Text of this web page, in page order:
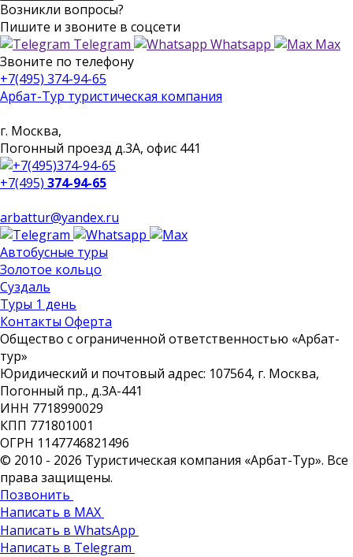
Возникли вопросы?
Пишите и звоните в соцсети
Telegram
Whatsapp
Max
Звоните по телефону
+7(495) 374-94-65
Арбат-Тур туристическая компания
г. Москва,
Погонный проезд д.3А, офис 441
+7(495) 374-94-65
arbattur@yandex.ru
Автобусные туры
Золотое кольцо
Суздаль
Туры 1 день
Контакты Оферта
Общество с ограниченной ответственностью «Арбат-
тур»
Юридический и почтовый адрес: 107564, г. Москва,
Погонный пр., д.3А-441
ИНН 7718990029
КПП 771801001
ОГРН 1147746821496
© 2010 - 2026 Туристическая компания «Арбат-Тур». Все
права защищены.
Позвонить
Написать в MAX
Написать в WhatsApp
Написать в Telegram